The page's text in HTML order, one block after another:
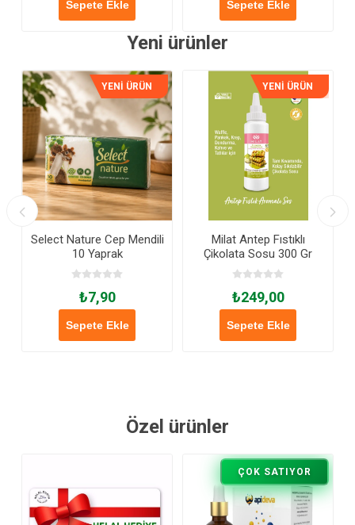
Sepete Ekle Sepete Ekle
Yeni ürünler
YENİ ÜRÜN
Select Nature Cep Mendili
10 Yaprak
₺7,90
Sepete Ekle
YENİ ÜRÜN
Milat Antep Fıstıklı
Çikolata Sosu 300 Gr
₺249,00
Sepete Ekle
Özel ürünler
ÇOK SATIYOR